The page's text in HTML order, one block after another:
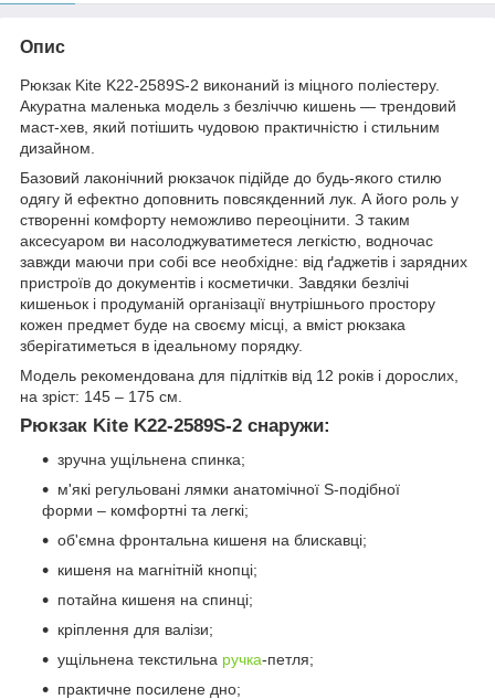
Опис
Рюкзак Kite K22-2589S-2 виконаний із міцного поліестеру.
Акуратна маленька модель з безліччю кишень — трендовий
маст-хев, який потішить чудовою практичністю і стильним
дизайном.
Базовий лаконічний рюкзачок підійде до будь-якого стилю
одягу й ефектно доповнить повсякденний лук. А його роль у
створенні комфорту неможливо переоцінити. З таким
аксесуаром ви насолоджуватиметеся легкістю, водночас
завжди маючи при собі все необхідне: від ґаджетів і зарядних
пристроїв до документів і косметички. Завдяки безлічі
кишеньок і продуманій організації внутрішнього простору
кожен предмет буде на своєму місці, а вміст рюкзака
зберігатиметься в ідеальному порядку.
Модель рекомендована для підлітків від 12 років і дорослих,
на зріст: 145 – 175 см.
Рюкзак Kite K22-2589S-2 снаружи:
зручна ущільнена спинка;
м'які регульовані лямки анатомічної S-подібної
форми – комфортні та легкі;
об'ємна фронтальна кишеня на блискавці;
кишеня на магнітній кнопці;
потайна кишеня на спинці;
кріплення для валізи;
ущільнена текстильна ручка-петля;
практичне посилене дно;